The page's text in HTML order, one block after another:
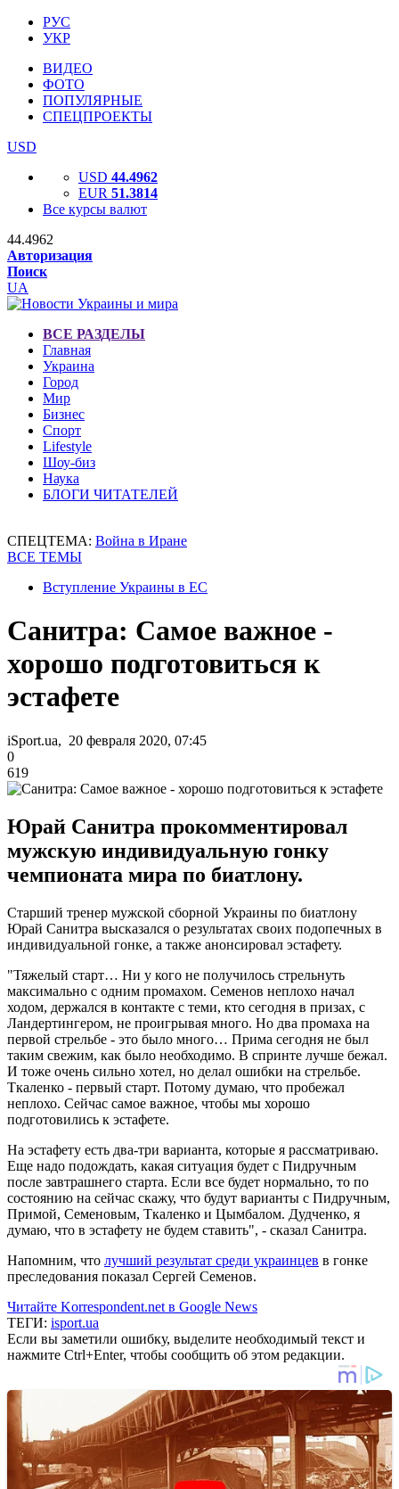
РУС
УКР
ВИДЕО
ФОТО
ПОПУЛЯРНЫЕ
СПЕЦПРОЕКТЫ
USD
USD 44.4962
EUR 51.3814
Все курсы валют
44.4962
Авторизация
Поиск
UA
ВСЕ РАЗДЕЛЫ
Главная
Украина
Город
Мир
Бизнес
Спорт
Lifestyle
Шоу-биз
Наука
БЛОГИ ЧИТАТЕЛЕЙ
СПЕЦТЕМА: Война в Иране
ВСЕ ТЕМЫ
Вступление Украины в ЕС
Санитра: Самое важное -
хорошо подготовиться к
эстафете
iSport.ua, 20 февраля 2020, 07:45
0
619
Юрай Санитра прокомментировал
мужскую индивидуальную гонку
чемпионата мира по биатлону.
Старший тренер мужской сборной Украины по биатлону
Юрай Санитра высказался о результатах своих подопечных в
индивидуальной гонке, а также анонсировал эстафету.
"Тяжелый старт… Ни у кого не получилось стрельнуть
максимально с одним промахом. Семенов неплохо начал
ходом, держался в контакте с теми, кто сегодня в призах, с
Ландертингером, не проигрывая много. Но два промаха на
первой стрельбе - это было много… Прима сегодня не был
таким свежим, как было необходимо. В спринте лучше бежал.
И тоже очень сильно хотел, но делал ошибки на стрельбе.
Ткаленко - первый старт. Потому думаю, что пробежал
неплохо. Сейчас самое важное, чтобы мы хорошо
подготовились к эстафете.
На эстафету есть два-три варианта, которые я рассматриваю.
Еще надо подождать, какая ситуация будет с Пидручным
после завтрашнего старта. Если все будет нормально, то по
состоянию на сейчас скажу, что будут варианты с Пидручным,
Примой, Семеновым, Ткаленко и Цымбалом. Дудченко, я
думаю, что в эстафету не будем ставить", - сказал Санитра.
Напомним, что лучший результат среди украинцев в гонке
преследования показал Сергей Семенов.
Читайте Korrespondent.net в Google News
ТЕГИ: isport.ua
Если вы заметили ошибку, выделите необходимый текст и
нажмите Ctrl+Enter, чтобы сообщить об этом редакции.